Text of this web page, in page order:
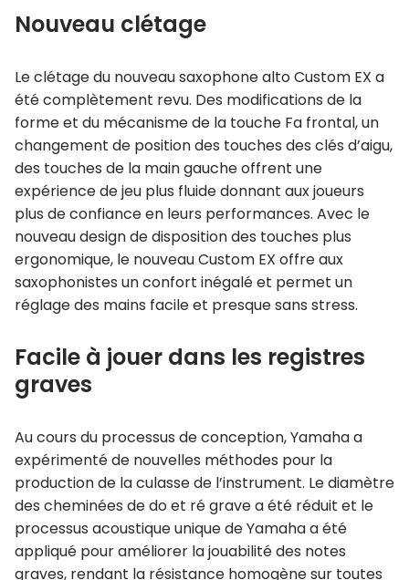
Nouveau clétage
Le clétage du nouveau saxophone alto Custom EX a
été complètement revu. Des modifications de la
forme et du mécanisme de la touche Fa frontal, un
changement de position des touches des clés d’aigu,
des touches de la main gauche offrent une
expérience de jeu plus fluide donnant aux joueurs
plus de confiance en leurs performances. Avec le
nouveau design de disposition des touches plus
ergonomique, le nouveau Custom EX offre aux
saxophonistes un confort inégalé et permet un
réglage des mains facile et presque sans stress.
Facile à jouer dans les registres
graves
Au cours du processus de conception, Yamaha a
expérimenté de nouvelles méthodes pour la
production de la culasse de l’instrument. Le diamètre
des cheminées de do et ré grave a été réduit et le
processus acoustique unique de Yamaha a été
appliqué pour améliorer la jouabilité des notes
graves, rendant la résistance homogène sur toutes